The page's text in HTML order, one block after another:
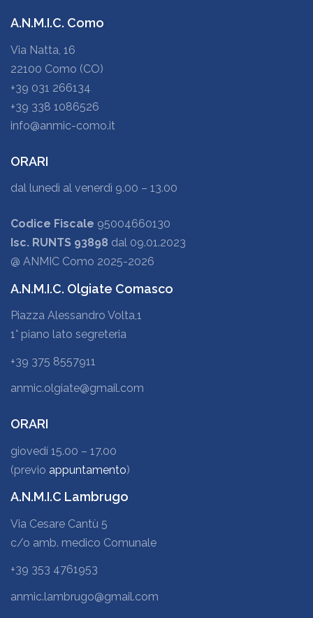
A.N.M.I.C. Como
Via Natta, 16
22100 Como (CO)
+39 031 266134
+39 338 1086526
info@anmic-como.it
ORARI
dal lunedì al venerdì 9.00 – 13.00
Codice Fiscale 95004660130
Isc. RUNTS 93898 dal 09.01.2023
@ ANMIC Como 2025-2026
A.N.M.I.C. Olgiate Comasco
Piazza Alessandro Volta,1
1° piano lato segreteria
+39 375 8557911
anmic.olgiate@gmail.com
ORARI
giovedí 15.00 – 17.00
(previo appuntamento)
A.N.M.I.C Lambrugo
Via Cesare Cantù 5
c/o amb. medico Comunale
+39 353 4761953
anmic.lambrugo@gmail.com